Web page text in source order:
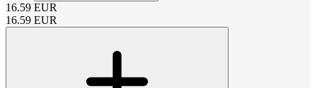
16.59 EUR
16.59 EUR